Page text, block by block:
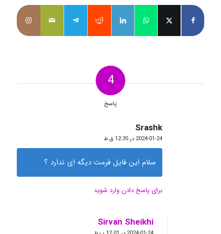
4
پاسخ
Srashk
گفته:
2024-01-24 در 12:35 ق.ظ
سلام این فایل فرمت دیگه ای ندارد ؟
برای پاسخ دادن وارد شوید
Sirvan Sheikhi
گفته: